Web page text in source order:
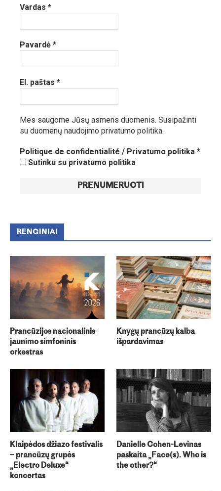
Vardas *
Pavardė *
El. paštas *
Mes saugome Jūsų asmens duomenis. Susipažinti
su duomenų naudojimo privatumo politika.
Politique de confidentialité / Privatumo politika *
Sutinku su privatumo politika
RENGINIAI
Prancūzijos nacionalinis
jaunimo simfoninis
orkestras
Knygų prancūzų kalba
išpardavimas
Klaipėdos džiazo festivalis
– prancūzų grupės
„Electro Deluxe“
koncertas
Danielle Cohen-Levinas
paskaita „Face(s). Who is
the other?“